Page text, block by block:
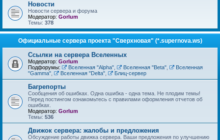
Новости
Новости сервера и форума
Модератор: Gorlum
Темы: 378
Официальные сервера проекта "Сверхновая" (*.supernova.ws)
Ссылки на сервера Вселенных
Модератор: Gorlum
Подфорумы:
Вселенная "Alpha", Вселенная "Beta",
Вселенная
"Gamma"
Вселенная "Delta", Блиц-сервер
Багрепорты
Сообщения об ошибках. Одна ошибка - одна тема. Не плодим темы!
Перед постингом ознакомьтесь с правилами оформления отчетов об
ошибках.
Модератор: Gorlum
Темы: 536
Движок сервера: жалобы и предложения
Обсуждение работы движка сервера. Ваши предложения по улучшению